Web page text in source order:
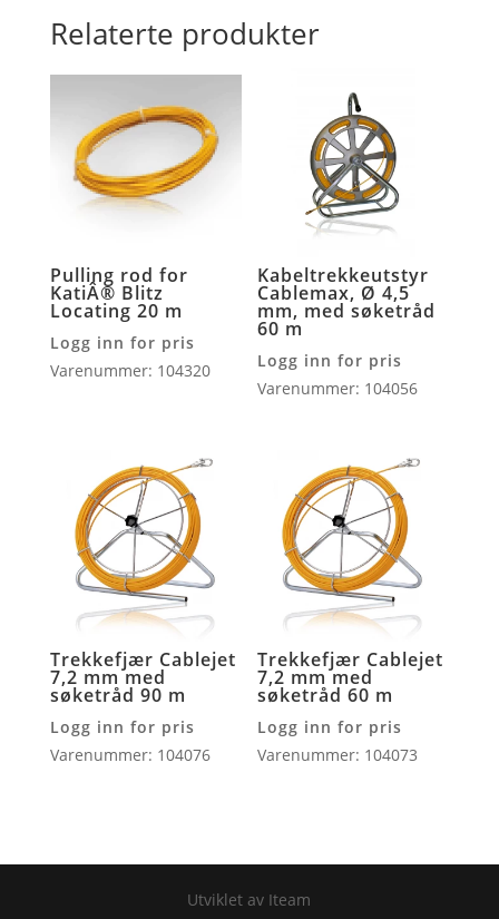
Relaterte produkter
Pulling rod for
KatiÂ® Blitz
Locating 20 m
Logg inn for pris
Varenummer: 104320
Kabeltrekkeutstyr
Cablemax, Ø 4,5
mm, med søketråd
60 m
Logg inn for pris
Varenummer: 104056
Trekkefjær Cablejet
7,2 mm med
søketråd 90 m
Logg inn for pris
Varenummer: 104076
Trekkefjær Cablejet
7,2 mm med
søketråd 60 m
Logg inn for pris
Varenummer: 104073
Utviklet av Iteam